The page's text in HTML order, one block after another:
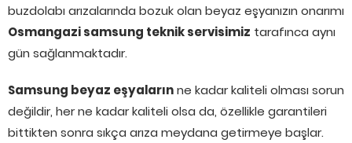
buzdolabı arızalarında bozuk olan beyaz eşyanızın onarımı
Osmangazi samsung teknik servisimiz tarafınca aynı
gün sağlanmaktadır.
Samsung beyaz eşyalarınne kadar kaliteli olması sorun
değildir, her ne kadar kaliteli olsa da, özellikle garantileri
bittikten sonra sıkça arıza meydana getirmeye başlar.